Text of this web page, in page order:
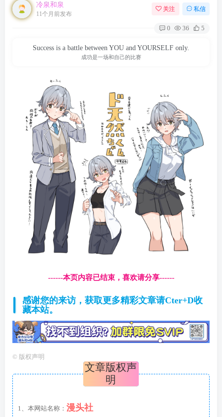
冷泉和泉
11个月前发布
关注 私信
0 36 5
Success is a battle between YOU and YOURSELF only.
成功是一场和自己的比赛
------本页内容已结束，喜欢请分享------
感谢您的来访，获取更多精彩文章请Cter+D收
藏本站。
© 版权声明
文章版权声
明
1、本网站名称： 漫头社